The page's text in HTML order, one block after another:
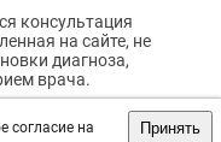
согласие на
Принять
консультация
на сайте, не
диагноза,
врача.